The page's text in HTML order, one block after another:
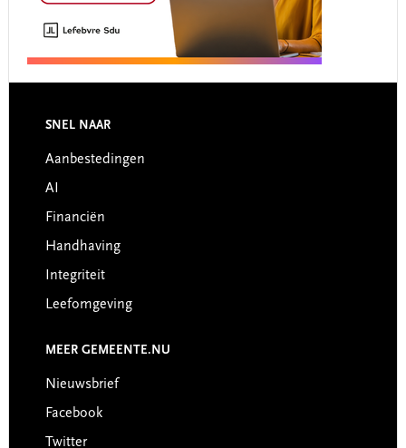
Footer
SNEL NAAR
Aanbestedingen
AI
Financiën
Handhaving
Integriteit
Leefomgeving
MEER GEMEENTE.NU
Nieuwsbrief
Facebook
Twitter